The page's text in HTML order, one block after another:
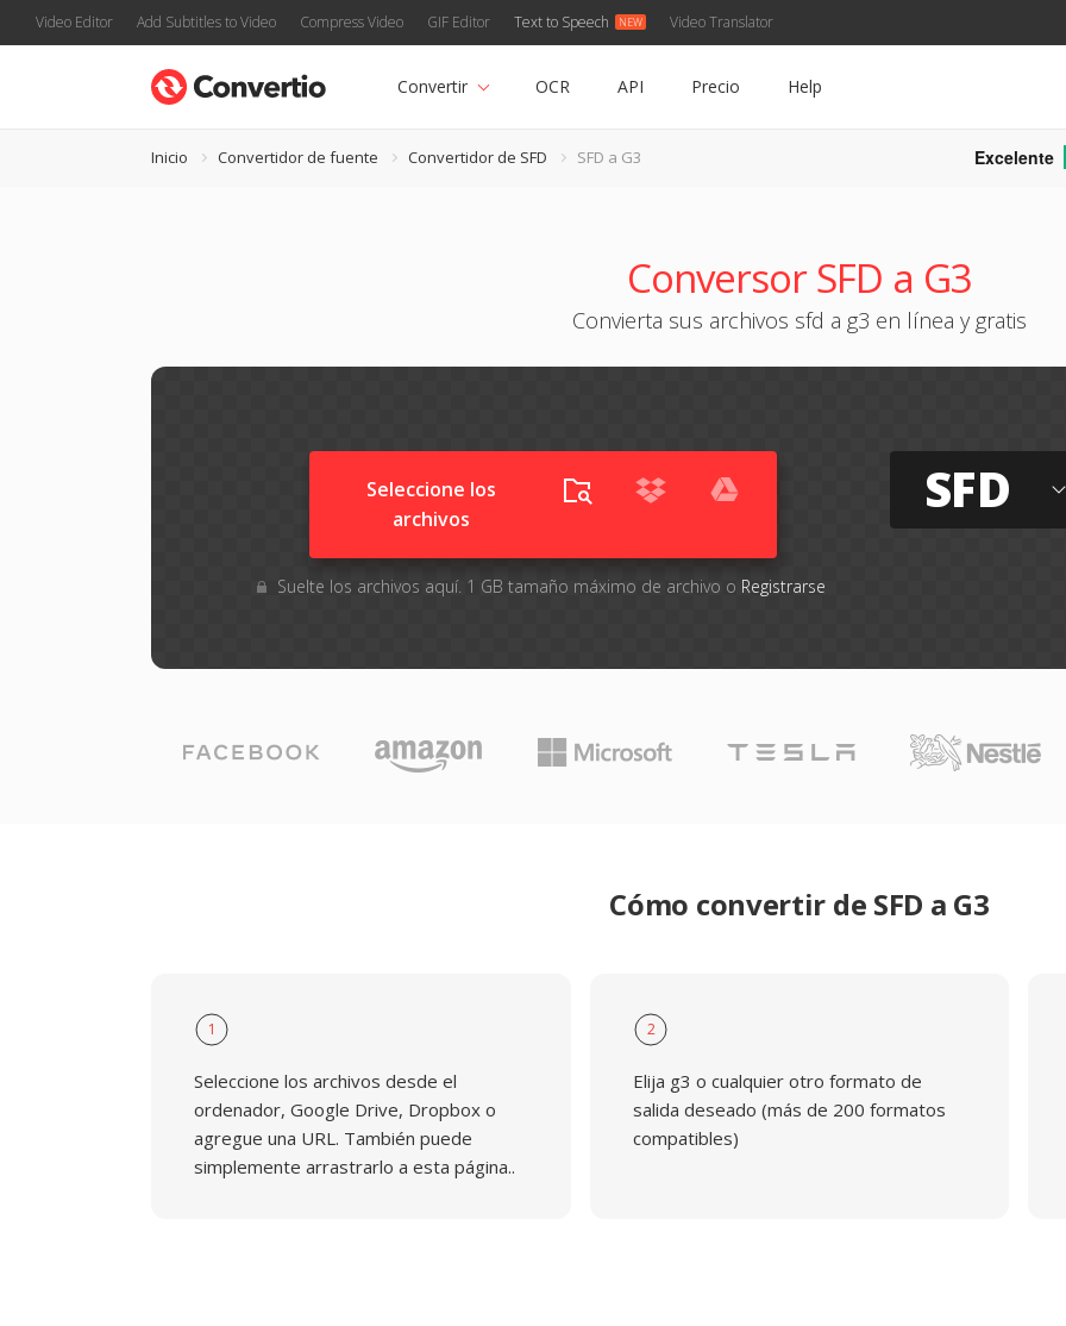
Video Editor Add Subtitles to Video Compress Video GIF Editor Text to Speech Video Translator
Convertir OCR API Precio Help
Inicio Convertidor de fuente Convertidor de SFD SFD a G3 Excelente
Conversor SFD a G3
Convierta sus archivos sfd a g3 en línea y gratis
Seleccione los
archivos
Suelte los archivos aquí. 1 GB tamaño máximo de archivo o Registrarse
SFD
Cómo convertir de SFD a G3
1
Seleccione los archivos desde el
ordenador, Google Drive, Dropbox o
agregue una URL. También puede
simplemente arrastrarlo a esta página..
2
Elija g3 o cualquier otro formato de
salida deseado (más de 200 formatos
compatibles)